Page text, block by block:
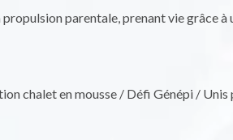
parentale, prenant vie grâce à
chalet en mousse / Défi Génépi / Unis